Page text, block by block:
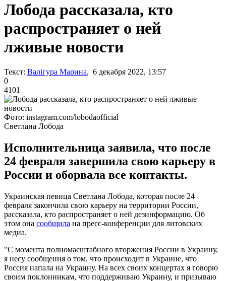
Лобода рассказала, кто
распространяет о ней
лживые новости
Текст: Валігура Марина, 6 декабря 2022, 13:57
0
4101
Фото: instagram.com/lobodaofficial
Светлана Лобода
Исполнительница заявила, что после
24 февраля завершила свою карьеру в
России и оборвала все контакты.
Украинская певица Светлана Лобода, которая после 24
февраля закончила свою карьеру на территории России,
рассказала, кто распространяет о ней дезинформацию. Об
этом она сообщила на пресс-конференции для литовских
медиа.
"С момента полномасштабного вторжения России в Украину,
я несу сообщения о том, что происходит в Украине, что
Россия напала на Украину. На всех своих концертах я говорю
своим поклонникам, что поддерживаю Украину, и призываю